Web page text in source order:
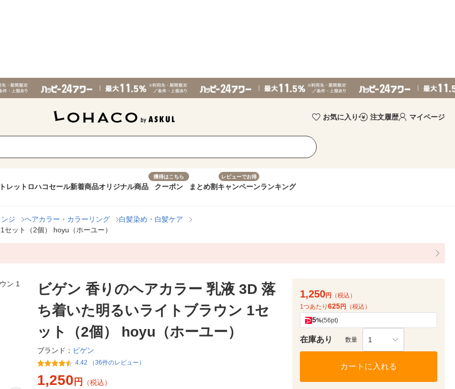
お気に入り 注文履歴 マイページ
レット ロハコセール新着商品オリジナル商品
獲得はこちら
クーポン まとめ割
レビューでお得
キャンペーンランキング
ジ ヘアカラー・カラーリング
白髪染め・白髪ケア
ット（2個） hoyu（ホーユー）
ビゲン 香りのヘアカラー 乳液 3D 落
ち着いた明るいライトブラウン 1セ
ット（2個） hoyu（ホーユー）
ブランド： ビゲン
4.42 （36件のレビュー）
1,250 円 （税込）
1,250円
（税込）
1つあたり 625円 （税込）
5%(56pt)
在庫あり 数量 1
カートに入れる